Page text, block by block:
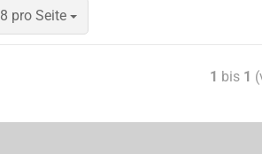
8 pro Seite
1 bis 1